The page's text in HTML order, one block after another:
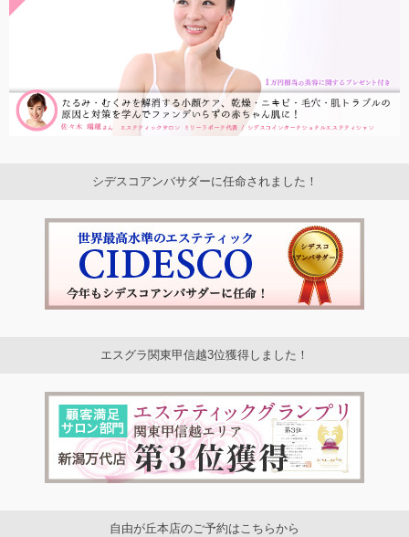
シデスコアンバサダーに任命されました！
エスグラ関東甲信越3位獲得しました！
自由が丘本店のご予約はこちらから